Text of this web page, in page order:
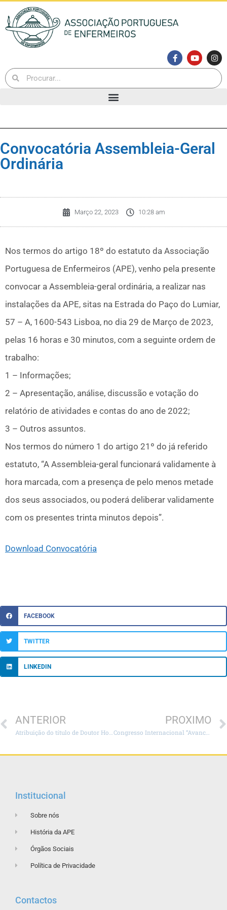
Convocatória Assembleia-Geral
Ordinária
Março 22, 2023 10:28 am
Nos termos do artigo 18º do estatuto da Associação
Portuguesa de Enfermeiros (APE), venho pela presente
convocar a Assembleia-geral ordinária, a realizar nas
instalações da APE, sitas na Estrada do Paço do Lumiar,
57 – A, 1600-543 Lisboa, no dia 29 de Março de 2023,
pelas 16 horas e 30 minutos, com a seguinte ordem de
trabalho:
1 – Informações;
2 – Apresentação, análise, discussão e votação do
relatório de atividades e contas do ano de 2022;
3 – Outros assuntos.
Nos termos do número 1 do artigo 21º do já referido
estatuto, “A Assembleia-geral funcionará validamente à
hora marcada, com a presença de pelo menos metade
dos seus associados, ou poderá deliberar validamente
com os presentes trinta minutos depois”.
Download Convocatória
FACEBOOK
TWITTER
LINKEDIN
ANTERIOR
Atribuição do título de Doutor Honoris Causa à Senhora Enfermeira Maria Eduarda Gonçalves pela Universidade dos Açores
PROXIMO
Congresso Internacional “Avances y e desafios de Enfermeria rumbo a la Agenda 2030”
Institucional
Sobre nós
História da APE
Órgãos Sociais
Política de Privacidade
Contactos